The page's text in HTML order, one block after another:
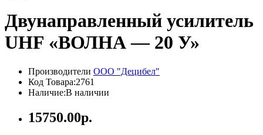
Двунаправленный усилитель
UHF «ВОЛНА — 20 У»
Производители ООО "Децибел"
Код Товара:2761
Наличие:В наличии
15750.00р.